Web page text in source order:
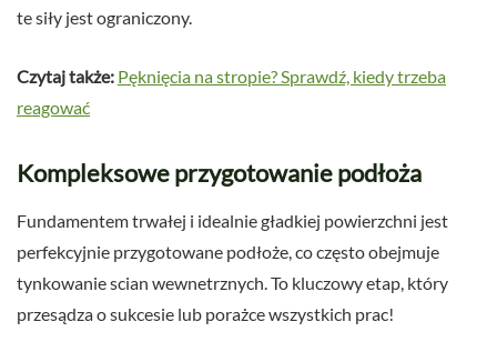
te siły jest ograniczony.
Czytaj także: Pęknięcia na stropie? Sprawdź, kiedy trzeba
reagować
Kompleksowe przygotowanie podłoża
Fundamentem trwałej i idealnie gładkiej powierzchni jest
perfekcyjnie przygotowane podłoże, co często obejmuje
tynkowanie scian wewnetrznych. To kluczowy etap, który
przesądza o sukcesie lub porażce wszystkich prac!